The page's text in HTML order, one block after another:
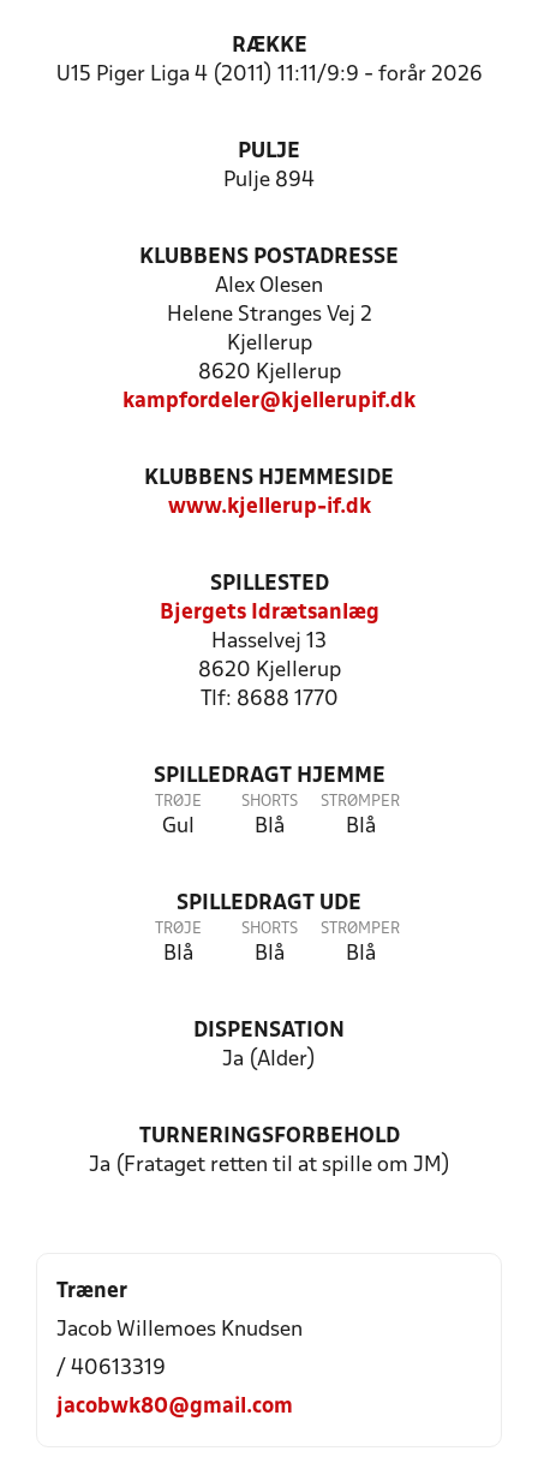
RÆKKE
U15 Piger Liga 4 (2011) 11:11/9:9 - forår 2026
PULJE
Pulje 894
KLUBBENS POSTADRESSE
Alex Olesen
Helene Stranges Vej 2
Kjellerup
8620 Kjellerup
kampfordeler@kjellerupif.dk
KLUBBENS HJEMMESIDE
www.kjellerup-if.dk
SPILLESTED
Bjergets Idrætsanlæg
Hasselvej 13
8620 Kjellerup
Tlf: 8688 1770
SPILLEDRAGT HJEMME
TRØJE
Gul
SHORTS
Blå
STRØMPER
Blå
SPILLEDRAGT UDE
TRØJE
Blå
SHORTS
Blå
STRØMPER
Blå
DISPENSATION
Ja (Alder)
TURNERINGSFORBEHOLD
Ja (Frataget retten til at spille om JM)
Træner
Jacob Willemoes Knudsen
/ 40613319
jacobwk80@gmail.com